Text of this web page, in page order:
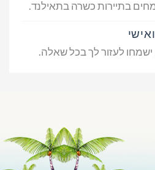
בתיירות כשרה בתאילנד.
ישמחו לעזור לך בכל שאלה.